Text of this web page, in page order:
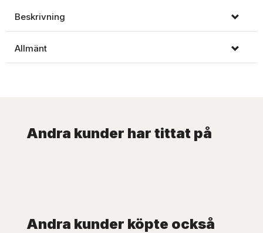
Beskrivning
Allmänt
Andra kunder har tittat på
Andra kunder köpte också